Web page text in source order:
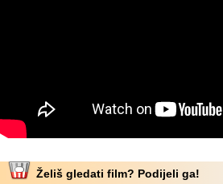
Želiš gledati film? Podijeli ga!